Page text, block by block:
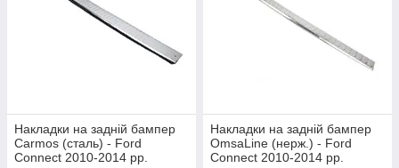
Накладки на задній бампер
Carmos (сталь) - Ford
Connect 2010-2014 рр.
Накладки на задній бампер
OmsaLine (нерж.) - Ford
Connect 2010-2014 рр.